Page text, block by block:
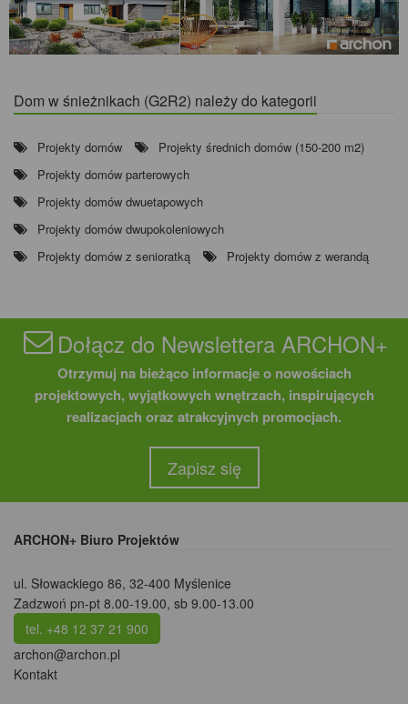
Dom w śnieżnikach (G2R2) należy do kategorii
Projekty domów
Projekty średnich domów (150-200 m2)
Projekty domów parterowych
Projekty domów dwuetapowych
Projekty domów dwupokoleniowych
Projekty domów z senioratką
Projekty domów z werandą
Dołącz do Newslettera ARCHON+
Otrzymuj na bieżąco informacje o nowościach
projektowych, wyjątkowych wnętrzach, inspirujących
realizacjach oraz atrakcyjnych promocjach.
Zapisz się
ARCHON+ Biuro Projektów
ul. Słowackiego 86, 32-400 Myślenice
Zadzwoń pn-pt 8.00-19.00, sb 9.00-13.00
tel. +48 12 37 21 900
archon@archon.pl
Kontakt